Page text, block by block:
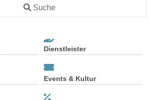
Suche
Dienstleister
Events & Kultur